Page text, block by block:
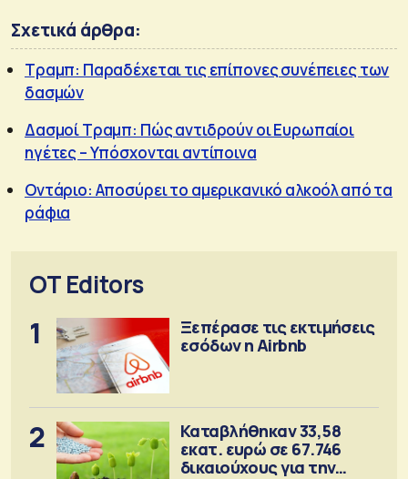
Σχετικά άρθρα:
Τραμπ: Παραδέχεται τις επίπονες συνέπειες των
δασμών
Δασμοί Τραμπ: Πώς αντιδρούν οι Ευρωπαίοι
ηγέτες – Υπόσχονται αντίποινα
Οντάριο: Αποσύρει το αμερικανικό αλκοόλ από τα
ράφια
OT Editors
1
Ξεπέρασε τις εκτιμήσεις
εσόδων η Airbnb
2
Καταβλήθηκαν 33,58
εκατ. ευρώ σε 67.746
δικαιούχους για την